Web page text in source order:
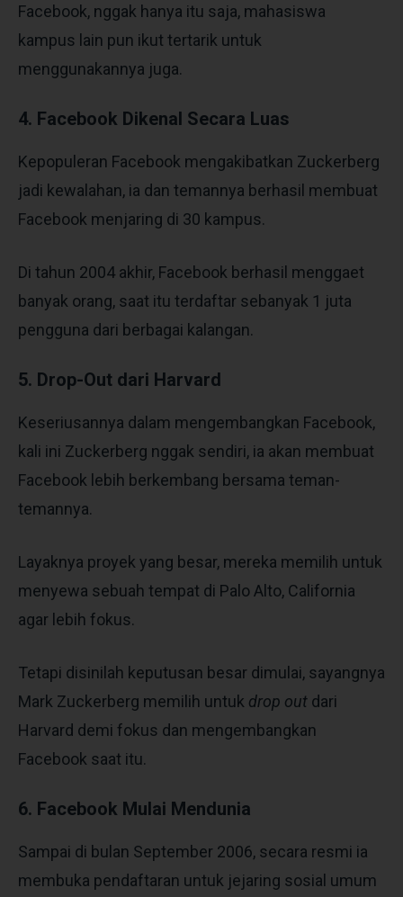
Facebook, nggak hanya itu saja, mahasiswa
kampus lain pun ikut tertarik untuk
menggunakannya juga.
4. Facebook Dikenal Secara Luas
Kepopuleran Facebook mengakibatkan Zuckerberg
jadi kewalahan, ia dan temannya berhasil membuat
Facebook menjaring di 30 kampus.
Di tahun 2004 akhir, Facebook berhasil menggaet
banyak orang, saat itu terdaftar sebanyak 1 juta
pengguna dari berbagai kalangan.
5. Drop-Out dari Harvard
Keseriusannya dalam mengembangkan Facebook,
kali ini Zuckerberg nggak sendiri, ia akan membuat
Facebook lebih berkembang bersama teman-
temannya.
Layaknya proyek yang besar, mereka memilih untuk
menyewa sebuah tempat di Palo Alto, California
agar lebih fokus.
Tetapi disinilah keputusan besar dimulai, sayangnya
Mark Zuckerberg memilih untuk drop out dari
Harvard demi fokus dan mengembangkan
Facebook saat itu.
6. Facebook Mulai Mendunia
Sampai di bulan September 2006, secara resmi ia
membuka pendaftaran untuk jejaring sosial umum